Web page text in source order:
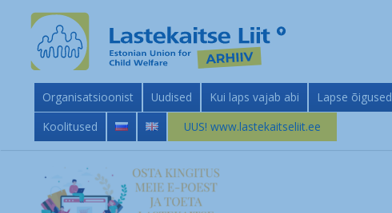
Organisatsioonist Uudised Kui laps vajab abi Lapse õigused
Koolitused
UUS! www.lastekaitseliit.ee